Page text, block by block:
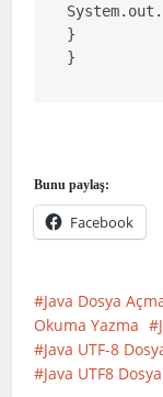
}
}
Bunu paylaş:
Facebook
Java Dosya
Okuma Yazma
Java UTF-8
Java UTF8